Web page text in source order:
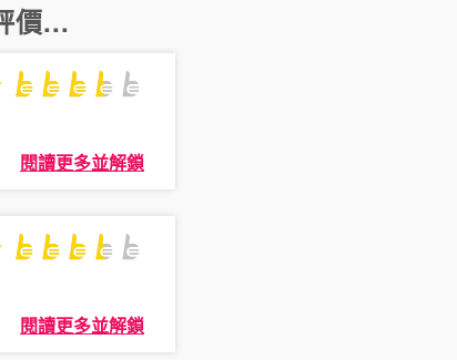
價...
閱讀更多並解鎖
閱讀更多並解鎖